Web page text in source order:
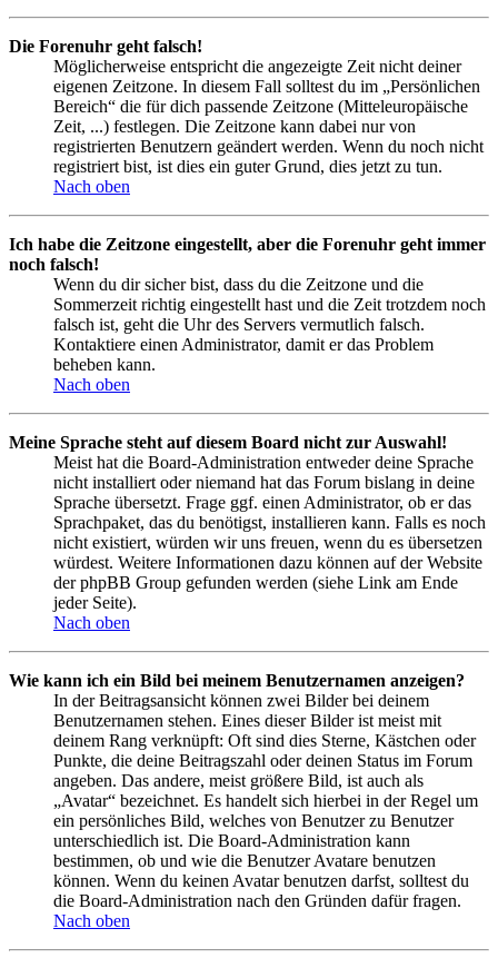
Die Forenuhr geht falsch!
Möglicherweise entspricht die angezeigte Zeit nicht deiner
eigenen Zeitzone. In diesem Fall solltest du im „Persönlichen
Bereich“ die für dich passende Zeitzone (Mitteleuropäische
Zeit, ...) festlegen. Die Zeitzone kann dabei nur von
registrierten Benutzern geändert werden. Wenn du noch nicht
registriert bist, ist dies ein guter Grund, dies jetzt zu tun.
Nach oben
Ich habe die Zeitzone eingestellt, aber die Forenuhr geht immer
noch falsch!
Wenn du dir sicher bist, dass du die Zeitzone und die
Sommerzeit richtig eingestellt hast und die Zeit trotzdem noch
falsch ist, geht die Uhr des Servers vermutlich falsch.
Kontaktiere einen Administrator, damit er das Problem
beheben kann.
Nach oben
Meine Sprache steht auf diesem Board nicht zur Auswahl!
Meist hat die Board-Administration entweder deine Sprache
nicht installiert oder niemand hat das Forum bislang in deine
Sprache übersetzt. Frage ggf. einen Administrator, ob er das
Sprachpaket, das du benötigst, installieren kann. Falls es noch
nicht existiert, würden wir uns freuen, wenn du es übersetzen
würdest. Weitere Informationen dazu können auf der Website
der phpBB Group gefunden werden (siehe Link am Ende
jeder Seite).
Nach oben
Wie kann ich ein Bild bei meinem Benutzernamen anzeigen?
In der Beitragsansicht können zwei Bilder bei deinem
Benutzernamen stehen. Eines dieser Bilder ist meist mit
deinem Rang verknüpft: Oft sind dies Sterne, Kästchen oder
Punkte, die deine Beitragszahl oder deinen Status im Forum
angeben. Das andere, meist größere Bild, ist auch als
„Avatar“ bezeichnet. Es handelt sich hierbei in der Regel um
ein persönliches Bild, welches von Benutzer zu Benutzer
unterschiedlich ist. Die Board-Administration kann
bestimmen, ob und wie die Benutzer Avatare benutzen
können. Wenn du keinen Avatar benutzen darfst, solltest du
die Board-Administration nach den Gründen dafür fragen.
Nach oben